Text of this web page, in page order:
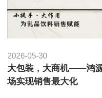
2026-05-30
大包装，大商机——鸿
场实现销售最大化